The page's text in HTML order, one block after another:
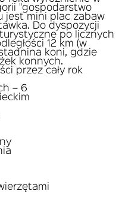
"gospodarstwo
jest mini plac zabaw
Do dyspozycji
po licznych
12 km (w
koni, gdzie
konnych.
przez cały rok
– 6